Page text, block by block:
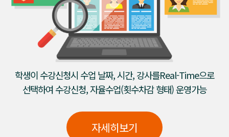
학생이 수강신청시 수업 날짜, 시간, 강사를Real-Time으로
선택하여 수강신청, 자율수업(횟수차감 형태) 운영가능
자세히보기